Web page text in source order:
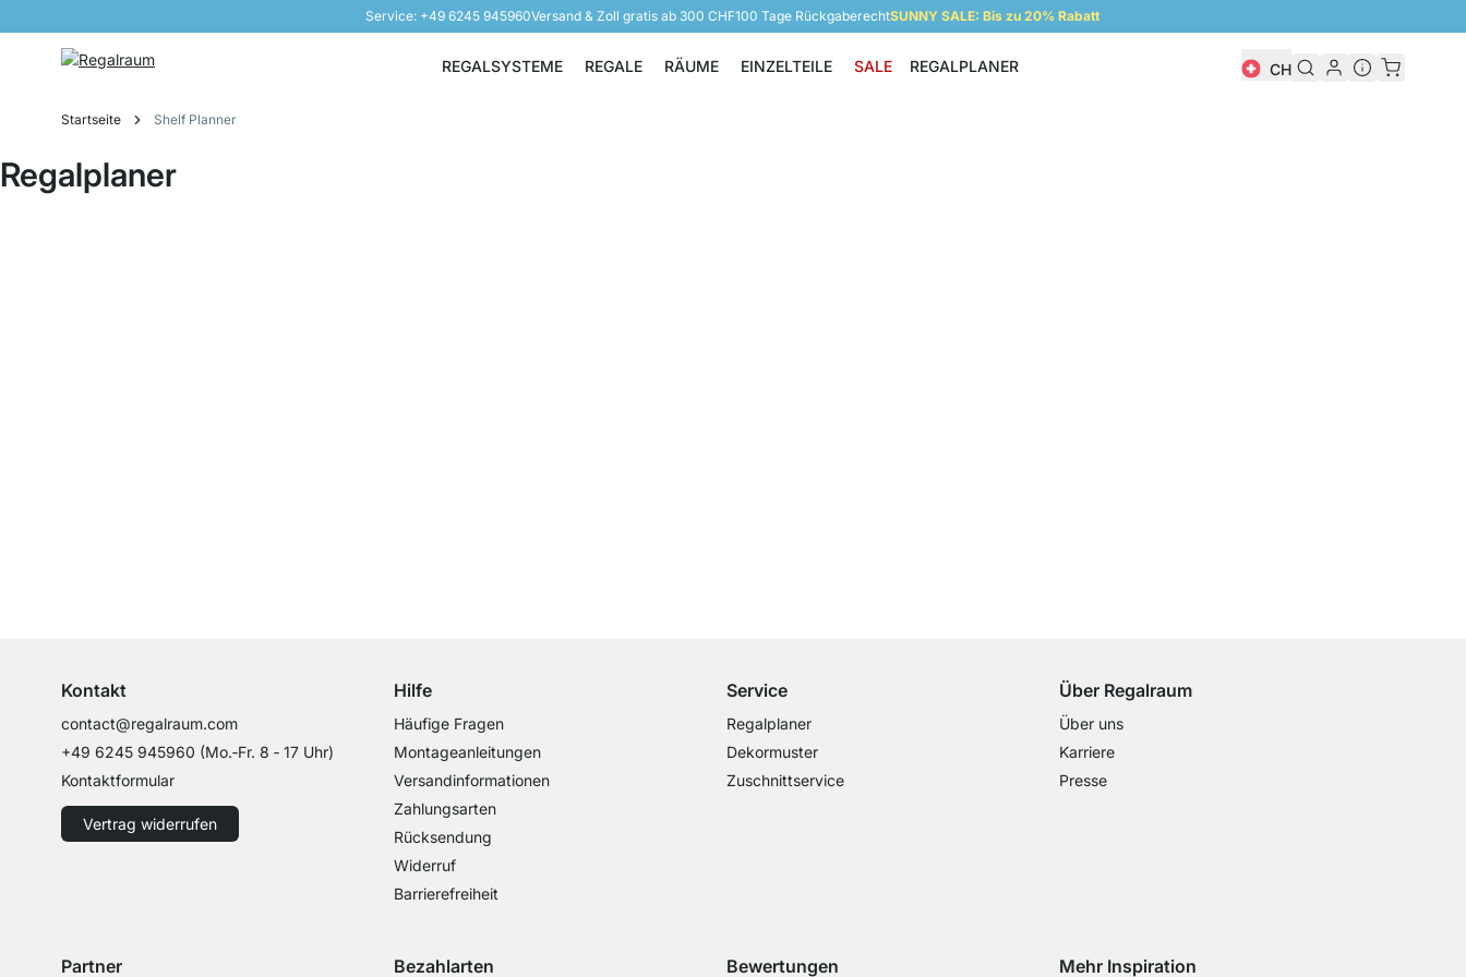
Service: +49 6245 945960Versand & Zoll gratis ab 300 CHF100 Tage RückgaberechtSUNNY SALE: Bis zu 20% Rabatt
REGALSYSTEME
Regalsysteme
REGALE
Regale
RÄUME
Räume
EINZELTEILE
Einzelteile
SALE REGALPLANER CH
Startseite Shelf Planner
Regalplaner
Kontakt
contact@regalraum.com
+49 6245 945960 (Mo.‑Fr. 8 ‑ 17 Uhr)
Kontaktformular
Vertrag widerrufen
Hilfe
Häufige Fragen
Montageanleitungen
Versandinformationen
Zahlungsarten
Rücksendung
Widerruf
Barrierefreiheit
Service
Regalplaner
Dekormuster
Zuschnittservice
Über Regalraum
Über uns
Karriere
Presse
Partner Bezahlarten Bewertungen Mehr Inspiration